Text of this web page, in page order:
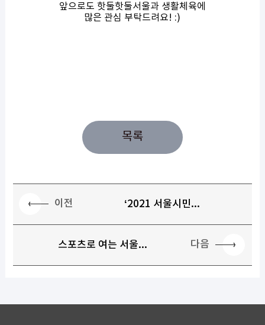
앞으로도 핫둘핫둘서울과 생활체육에
많은 관심 부탁드려요! :)
목록
이전 ‘2021 서울시민...
스포츠로 여는 서울... 다음